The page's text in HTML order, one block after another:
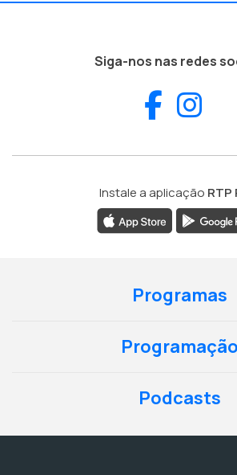
Siga-nos nas redes
Instale a aplicação RTP
Programas
Programação
Podcasts